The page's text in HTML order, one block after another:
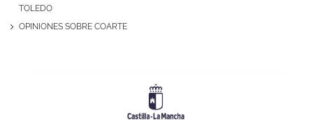
TOLEDO
OPINIONES SOBRE COARTE